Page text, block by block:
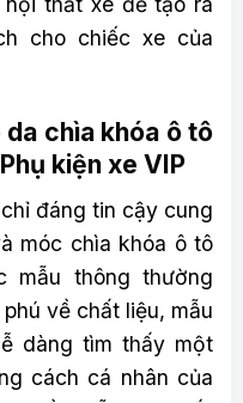
cho chiếc xe của
chìa khóa ô tô
kiện xe VIP
đáng tin cậy cung
móc chìa khóa ô tô
mẫu thông thường
về chất liệu, mẫu
dàng tìm thấy một
cách cá nhân của